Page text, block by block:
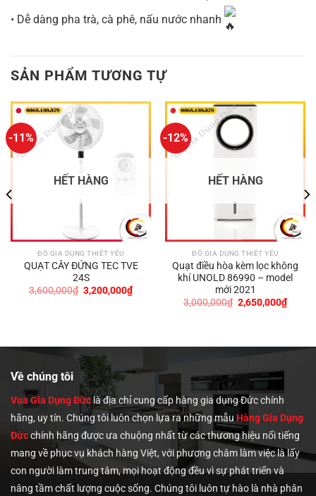
• Dễ dàng pha trà, cà phê, nấu nước nhanh
SẢN PHẨM TƯƠNG TỰ
-11%
HẾT HÀNG
ĐỒ GIA DỤNG THIẾT YẾU
QUẠT CÂY ĐỨNG TEC TVE
24S
3,600,000₫ Giá
gốc
3,200,000₫Giá
hiện
-12%
HẾT HÀNG
ĐỒ GIA DỤNG THIẾT YẾU
Quạt điều hòa kèm lọc không
khí UNOLD 86990 – model
mới 2021
3,000,000₫ Giá
gốc
2,650,000₫Giá
hiện
Về chúng tôi
Vua Gia Dụng Đứclà địa chỉ cung cấp hàng gia dụng Đức chính
hãng, uy tín. Chúng tôiluôn chọn lựa ra những mẫu Hàng Gia Dụng
Đứcchính hãng được ưa chuộng nhất từ các thương hiệu nổi tiếng
mang về phục vụ khách hàng Việt, với phương châm làm việc là lấy
con người làm trung tâm, mọi hoạt động đều vì sự phát triển và
nâng tầm chất lượng cuộc sống. Chúng tôi luôn tự hào là nhà phân